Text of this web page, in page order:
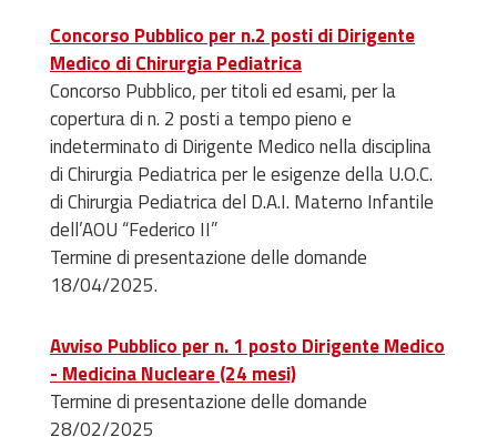
Concorso Pubblico per n.2 posti di Dirigente
Medico di Chirurgia Pediatrica
Concorso Pubblico, per titoli ed esami, per la
copertura di n. 2 posti a tempo pieno e
indeterminato di Dirigente Medico nella disciplina
di Chirurgia Pediatrica per le esigenze della U.O.C.
di Chirurgia Pediatrica del D.A.I. Materno Infantile
dell’AOU “Federico II”
Termine di presentazione delle domande
18/04/2025.
Avviso Pubblico per n. 1 posto Dirigente Medico
- Medicina Nucleare (24 mesi)
Termine di presentazione delle domande
28/02/2025